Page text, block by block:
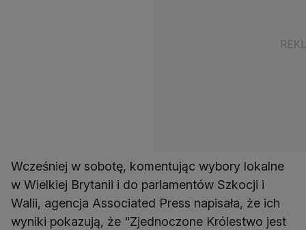
Wcześniej w sobotę, komentując wybory lokalne
w Wielkiej Brytanii i do parlamentów Szkocji i
Walii, agencja Associated Press napisała, że ich
wyniki pokazują, że "Zjednoczone Królestwo jest